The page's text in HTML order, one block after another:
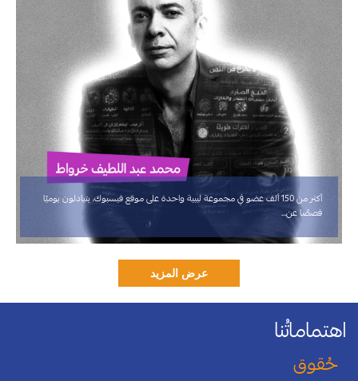
أكثر من 150 ألف عضو في مجموعة ليبية واحدة على موقع فيسبوك، يتبادلون يوميًا
قصصًا عن…
اهتماماتُنا
حُقوق